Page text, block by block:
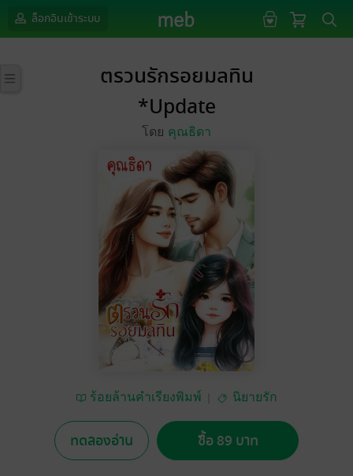
ล็อกอินเข้าระบบ
ตรวนรักรอยมลทิน
*Update
โดย คุณธิดา
ร้อยล้านคำเรียงพิมพ์ นิยายรัก
ทดลองอ่าน ซื้อ 89 บาท